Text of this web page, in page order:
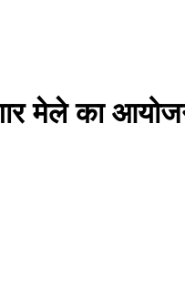
मेले का